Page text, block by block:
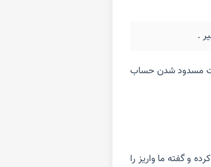
.
و در صورت مسدود شدن حساب
و گفته ما واریز را